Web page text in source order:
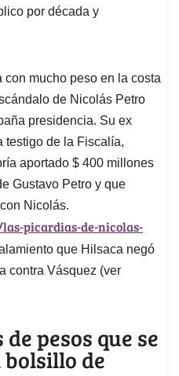
por década y
con mucho peso en la costa
de Nicolás Petro
presidencia. Su ex
testigo de la Fiscalía,
aportado $ 400 millones
Gustavo Petro y que
Nicolás.
picardias-de-nicolas-
que Hilsaca negó
contra Vásquez (ver
pesos que se
de